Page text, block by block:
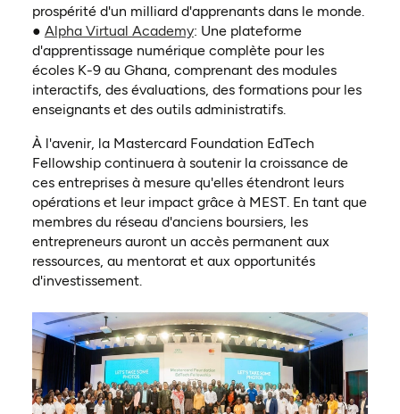
prospérité d'un milliard d'apprenants dans le monde.
● Alpha Virtual Academy(ouvre dans un nouvel onglet)
: Une plateforme
d'apprentissage numérique complète pour les
écoles K-9 au Ghana, comprenant des modules
interactifs, des évaluations, des formations pour les
enseignants et des outils administratifs.
À l'avenir, la Mastercard Foundation EdTech
Fellowship continuera à soutenir la croissance de
ces entreprises à mesure qu'elles étendront leurs
opérations et leur impact grâce à MEST. En tant que
membres du réseau d'anciens boursiers, les
entrepreneurs auront un accès permanent aux
ressources, au mentorat et aux opportunités
d'investissement.